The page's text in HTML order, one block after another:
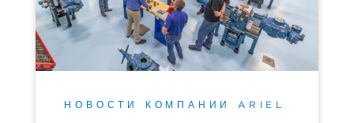
НОВОСТИ КОМПАНИИ ARIEL